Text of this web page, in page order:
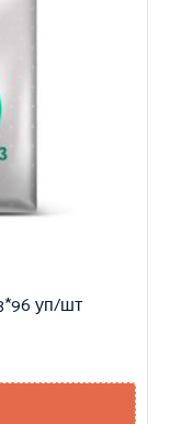
уп/шт